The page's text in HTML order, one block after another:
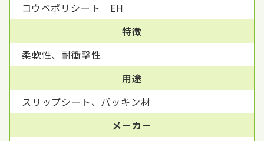
コウベポリシート EH
特徴
柔軟性、耐衝撃性
用途
スリップシート、パッキン材
メーカー